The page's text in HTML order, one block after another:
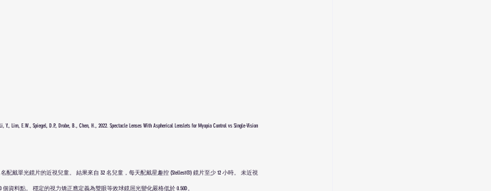
Spiegel, D.P., Drobe, B., Chen, H., 2022. Spectacle Lenses With Aspherical Lenslets for Myopia Control vs Single-Vision
戴單光鏡片的近視兒童。 結果來自 32 名兒童，每天配戴星趣控 (Stellest®) 鏡片至少 12 小時。 未近視
資料點。 穩定的視力矯正應定義為雙眼等效球鏡屈光變化嚴格低於 0.50D。